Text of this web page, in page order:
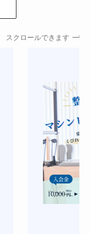
スクロールできます